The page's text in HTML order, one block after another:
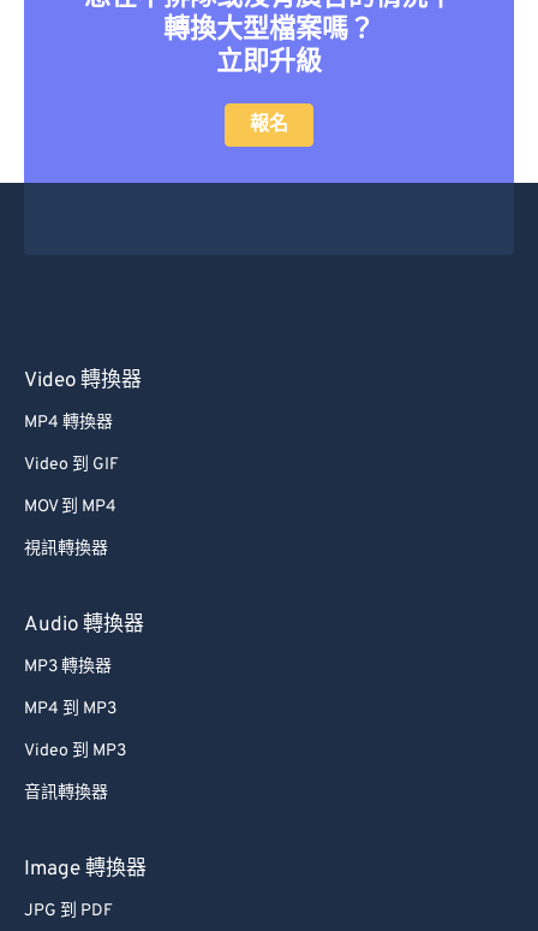
轉換大型檔案嗎？
立即升級
報名
Video 轉換器
MP4 轉換器
Video 到 GIF
MOV 到 MP4
視訊轉換器
Audio 轉換器
MP3 轉換器
MP4 到 MP3
Video 到 MP3
音訊轉換器
Image 轉換器
JPG 到 PDF